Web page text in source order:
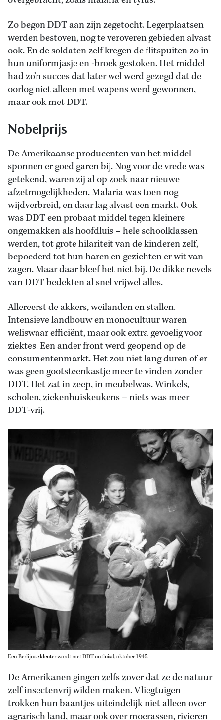
Zo begon DDT aan zijn zegetocht. Legerplaatsen
werden bestoven, nog te veroveren gebieden alvast
ook. En de soldaten zelf kregen de flitspuiten zo in
hun uniformjasje en -broek gestoken. Het middel
had zo’n succes dat later wel werd gezegd dat de
oorlog niet alleen met wapens werd gewonnen,
maar ook met DDT.
Nobelprijs
De Amerikaanse producenten van het middel
sponnen er goed garen bij. Nog voor de vrede was
getekend, waren zij al op zoek naar nieuwe
afzetmogelijkheden. Malaria was toen nog
wijdverbreid, en daar lag alvast een markt. Ook
was DDT een probaat middel tegen kleinere
ongemakken als hoofdluis – hele schoolklassen
werden, tot grote hilariteit van de kinderen zelf,
bepoederd tot hun haren en gezichten er wit van
zagen. Maar daar bleef het niet bij. De dikke nevels
van DDT bedekten al snel vrijwel alles.
Allereerst de akkers, weilanden en stallen.
Intensieve landbouw en monocultuur waren
weliswaar efficiënt, maar ook extra gevoelig voor
ziektes. Een ander front werd geopend op de
consumentenmarkt. Het zou niet lang duren of er
was geen gootsteenkastje meer te vinden zonder
DDT. Het zat in zeep, in meubelwas. Winkels,
scholen, ziekenhuiskeukens – niets was meer
DDT-vrij.
Een Berlijnse kleuter wordt met DDT ontluisd, oktober 1945.
De Amerikanen gingen zelfs zover dat ze de natuur
zelf insectenvrij wilden maken. Vliegtuigen
trokken hun baantjes uiteindelijk niet alleen over
agrarisch land, maar ook over moerassen, rivieren